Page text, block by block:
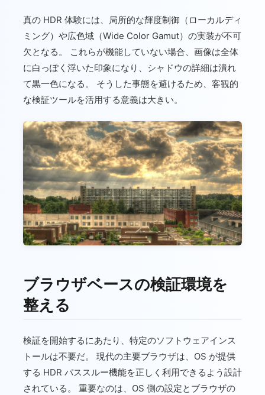
真の HDR 体験には、局所的な輝度制御（ローカルディ
ミング）や広色域（Wide Color Gamut）の実装が不可
欠となる。 これらが機能していない場合、画像は全体
に白っぽく浮いた印象になり、シャドウの詳細は潰れ
て黒一色になる。 そうした事態を避けるため、客観的
な検証ツールを活用する意義は大きい。
ブラウザベースの検証環境を
整える
検証を開始するにあたり、特定のソフトウェアインス
トールは不要だ。 現代の主要ブラウザは、OS が提供
する HDR パススルー機能を正しく利用できるよう設計
されている。 重要なのは、OS 側の設定とブラウザの